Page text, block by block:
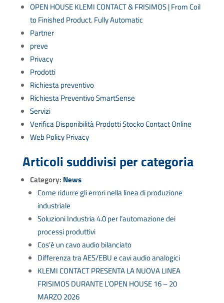
OPEN HOUSE KLEMI CONTACT & FRISIMOS | From Coil
to Finished Product. Fully Automatic
Partner
preve
Privacy
Prodotti
Richiesta preventivo
Richiesta Preventivo SmartSense
Servizi
Verifica Disponibilità Prodotti Stocko Contact Online
Web Policy Privacy
Articoli suddivisi per categoria
Category: News
Come ridurre gli errori nella linea di produzione
industriale
Soluzioni Industria 4.0 per l’automazione dei
processi produttivi
Cos’è un cavo audio bilanciato
Differenza tra AES/EBU e cavi audio analogici
KLEMI CONTACT PRESENTA LA NUOVA LINEA
FRISIMOS DURANTE L’OPEN HOUSE 16 – 20
MARZO 2026